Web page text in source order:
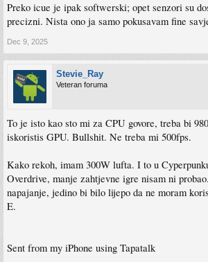
Preko icue je ipak softwerski; opet senzori su
precizni. Nista ono ja samo pokusavam fine
Dec 9, 2025
Stevie_Ray
Veteran foruma
To je isto kao sto mi za CPU govore, treba bi
iskoristis GPU. Bullshit. Ne treba mi 500fps.
Kako rekoh, imam 300W lufta. I to u
Overdrive, manje zahtjevne igre nisam ni
napajanje, jedino bi bilo lijepo da ne moram
E.
Sent from my iPhone using Tapatalk